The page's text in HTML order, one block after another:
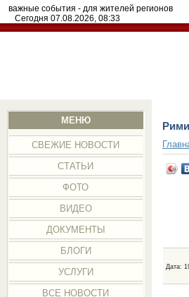
важные события - для жителей регионов
Сегодня 07.08.2026, 08:33
МЕНЮ
СВЕЖИЕ НОВОСТИ
СТАТЬИ
ФОТО
ВИДЕО
ДОКУМЕНТЫ
БЛОГИ
УСЛУГИ
ВСЕ НОВОСТИ
Дата: